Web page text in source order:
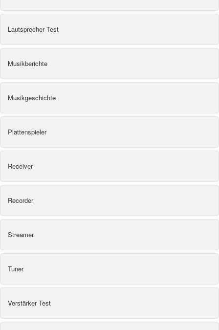
Lautsprecher Test
Musikberichte
Musikgeschichte
Plattenspieler
Receiver
Recorder
Streamer
Tuner
Verstärker Test